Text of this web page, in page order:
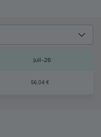
juil-26
56,04 €